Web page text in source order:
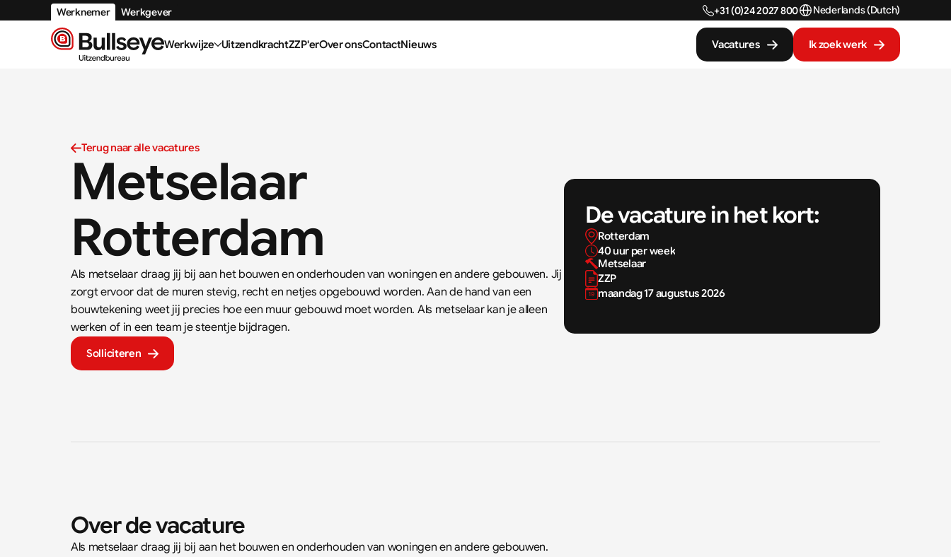
Terug naar alle vacatures
Metselaar
Rotterdam
Als metselaar draag jij bij aan het bouwen en onderhouden van woningen en andere gebouwen. Jij
zorgt ervoor dat de muren stevig, recht en netjes opgebouwd worden. Aan de hand van een
bouwtekening weet jij precies hoe een muur gebouwd moet worden. Als metselaar kan je alleen
werken of in een team je steentje bijdragen.
Solliciteren
De vacature in het kort:
Rotterdam
40 uur per week
Metselaar
ZZP
maandag 17 augustus 2026
Over de vacature
Als metselaar draag jij bij aan het bouwen en onderhouden van woningen en andere gebouwen.
Werknemer Werkgever +31 (0)24 2027 800Select Language
Nederlands (Dutch)
Werkwijze UitzendkrachtZZP'erOver onsContactNieuws Vacatures Ik zoek werk